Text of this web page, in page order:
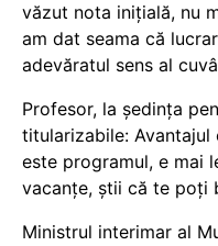
văzut nota inițială, nu
am dat seama că
adevăratul sens al
Profesor, la ședința
titularizabile: Avantajul
este programul, e mai
vacanţe, știi că te poți
Ministrul interimar al